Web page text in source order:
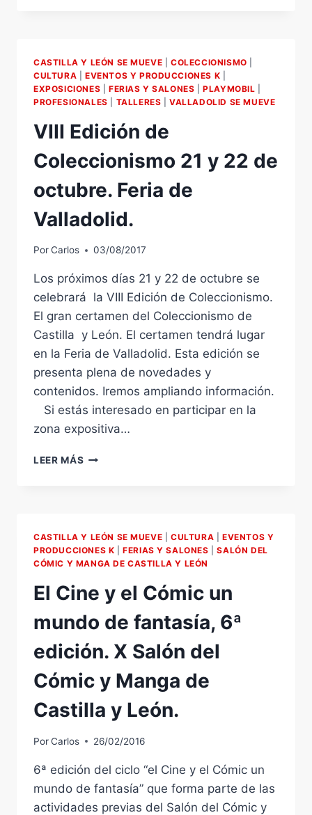
TECNOLOGÍAS,
PRESENTA
NUEVAS
Y
VANGUARDISTAS
INSTALACIONES.
CASTILLA Y LEÓN SE MUEVE |COLECCIONISMO
CULTURA
EVENTOS Y PRODUCCIONES K
EXPOSICIONES
FERIAS Y SALONES |PLAYMOBIL
PROFESIONALES
TALLERES |VALLADOLID SE MUEVE
VIII Edición de
Coleccionismo 21 y 22 de
octubre. Feria de
Valladolid.
PorCarlos 03/08/2017
Los próximos días 21 y 22 de octubre se
celebrará la VIII Edición de Coleccionismo.
El gran certamen del Coleccionismo de
Castilla y León. El certamen tendrá lugar
en la Feria de Valladolid. Esta edición se
presenta plena de novedades y
contenidos. Iremos ampliando información.
Si estás interesado en participar en la
zona expositiva…
LEER MÁS VIII
22
DE
FERIA
DE
VALLADOLID.
CASTILLA Y LEÓN SE MUEVE |CULTURA |EVENTOS Y
PRODUCCIONES K |FERIAS Y SALONES |SALÓN DEL
CÓMIC Y MANGA DE CASTILLA Y LEÓN
El Cine y el Cómic un
mundo de fantasía, 6ª
edición. X Salón del
Cómic y Manga de
Castilla y León.
PorCarlos 26/02/2016
6ª edición del ciclo “el Cine y el Cómic un
mundo de fantasía” que forma parte de las
actividades previas del Salón del Cómic y